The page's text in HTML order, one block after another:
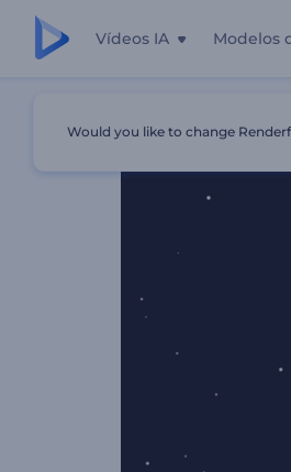
Vídeos IA Modelos
Would you like to change